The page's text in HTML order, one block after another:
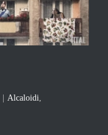
Alcaloidi,